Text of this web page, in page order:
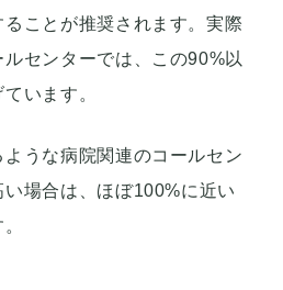
ことが推奨されます。実際
センターでは、この90%以
います。
うな病院関連のコールセン
場合は、ほぼ100%に近い